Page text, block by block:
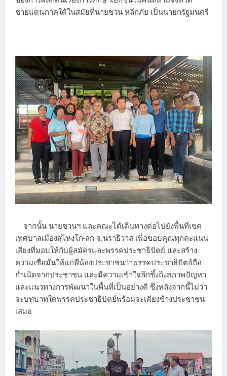
ชายแดนภาคใต้ในสมัยที่นายชวน หลีกภัย เป็นนายกรัฐมนตรี
จากนั้น นายชวนฯ และคณะได้เดินทางต่อไปยังพื้นที่เขต
เทศบาลเมืองสุไหงโก-ลก จ.นราธิวาส เพื่อขอบคุณทุกคะแนน
เสียงที่มอบให้กับผู้สมัครและพรรคประชาธิปัตย์ และสร้าง
ความเชื่อมั่นให้แก่พี่น้องประชาชนว่าพรรคประชาธิปัตย์ถือ
กำเนิดจากประชาชน และมีความเข้าใจลึกซึ้งถึงสภาพปัญหา
และแนวทางการพัฒนาในพื้นที่เป็นอย่างดี ซึ่งหลังจากนี้ไม่ว่า
จะบทบาทใดพรรคประชาธิปัตย์พร้อมจะเคียงข้างประชาชน
เสมอ